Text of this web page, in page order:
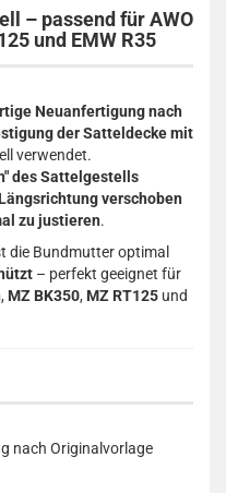
– passend für AWO
und EMW R35
Neuanfertigung nach
der Satteldecke mit
verwendet.
des Sattelgestells
verschoben
zu justieren.
die Bundmutter optimal
– perfekt geeignet für
, MZ BK350, MZ RT125 und
nach Originalvorlage